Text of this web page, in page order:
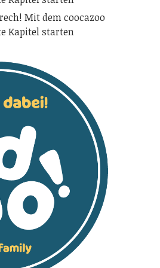
Mit dem coocazoo
Kapitel starten